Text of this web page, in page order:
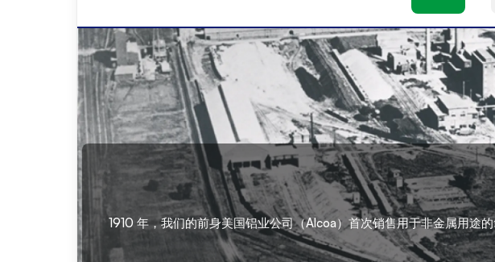
1910 年，我们的前身美国铝业公司（Alcoa）首次销售用于非金属用途